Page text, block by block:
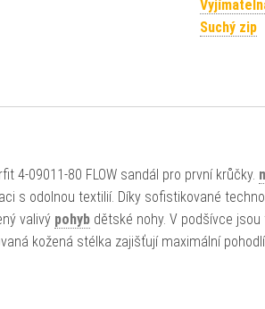
Suchý zip
4-09011-80 FLOW sandál pro první krůčky.
s odolnou textilií. Díky sofistikované
valivý pohyb dětské nohy. V podšívce
kožená stélka zajišťují maximální